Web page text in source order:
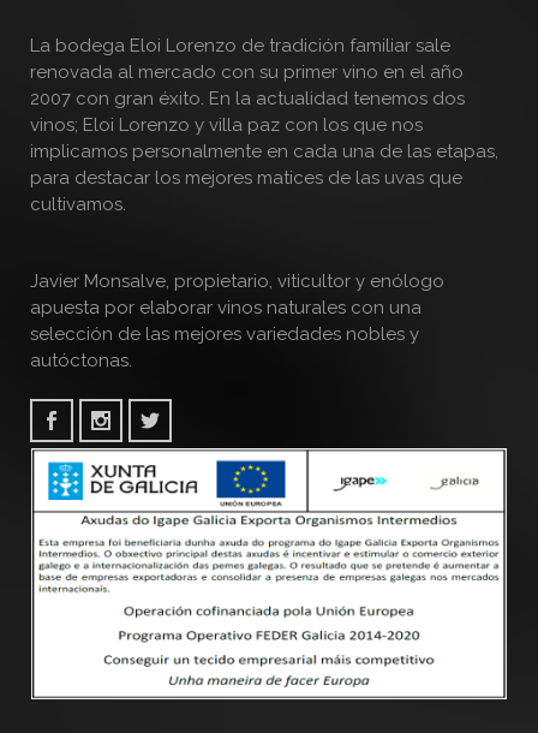
La bodega Eloi Lorenzo de tradición familiar sale
renovada al mercado con su primer vino en el año
2007 con gran éxito. En la actualidad tenemos dos
vinos; Eloi Lorenzo y villa paz con los que nos
implicamos personalmente en cada una de las etapas,
para destacar los mejores matices de las uvas que
cultivamos.
Javier Monsalve, propietario, viticultor y enólogo
apuesta por elaborar vinos naturales con una
selección de las mejores variedades nobles y
autóctonas.